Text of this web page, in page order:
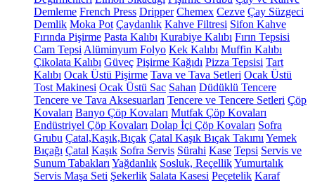
Demleme French Press Dripper Chemex Cezve Çay Süzgeci
Demlik Moka Pot Çaydanlık Kahve Filtresi Sifon Kahve
Fırında Pişirme Pasta Kalıbı Kurabiye Kalıbı Fırın Tepsisi
Cam Tepsi Alüminyum Folyo Kek Kalıbı Muffin Kalıbı
Çikolata Kalıbı Güveç Pişirme Kağıdı Pizza Tepsisi Tart
Kalıbı Ocak Üstü Pişirme Tava ve Tava Setleri Ocak Üstü
Tost Makinesi Ocak Üstü Sac Sahan Düdüklü Tencere
Tencere ve Tava Aksesuarları Tencere ve Tencere Setleri Çöp
Kovaları Banyo Çöp Kovaları Mutfak Çöp Kovaları
Endüstriyel Çöp Kovaları Dolap İçi Çöp Kovaları Sofra
Grubu Çatal,Kaşık,Bıçak Çatal Kaşık Bıçak Takımı Yemek
Bıçağı Çatal Kaşık Sofra Servis Sürahi Kase Tepsi Servis ve
Sunum Tabakları Yağdanlık Sosluk, ReçellikYumurtalık
Servis Maşa Seti Şekerlik Salata Kasesi Peçetelik Karaf